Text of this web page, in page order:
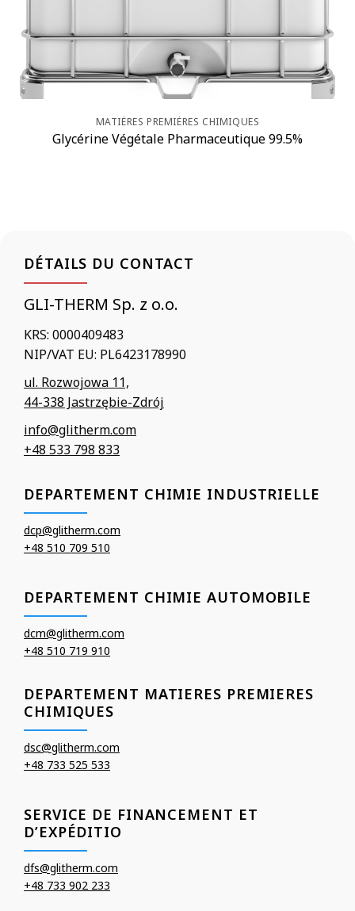
MATIÈRES PREMIÈRES CHIMIQUES
Glycérine Végétale Pharmaceutique 99.5%
DÉTAILS DU CONTACT
GLI-THERM Sp. z o.o.
KRS: 0000409483
NIP/VAT EU: PL6423178990
ul. Rozwojowa 11,
44-338 Jastrzębie-Zdrój
info@glitherm.com
+48 533 798 833
DEPARTEMENT CHIMIE INDUSTRIELLE
dcp@glitherm.com
+48 510 709 510
DEPARTEMENT CHIMIE AUTOMOBILE
dcm@glitherm.com
+48 510 719 910
DEPARTEMENT MATIERES PREMIERES
CHIMIQUES
dsc@glitherm.com
+48 733 525 533
SERVICE DE FINANCEMENT ET
D’EXPÉDITIO
dfs@glitherm.com
+48 733 902 233